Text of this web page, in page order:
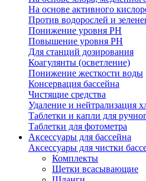
На основе активного
Против водорослей и
Понижение уровня РН
Повышение уровня РН
Для станций дозирования
Коагулянты (осветление)
Понижение жесткости воды
Консервация бассейна
Чистящие средства
Удаление и нейтрализация
Таблетки и капли для
Таблетки для фотометра
Аксессуары для бассейна
Аксессуары для чистки
Комплекты
Щетки всасывающие